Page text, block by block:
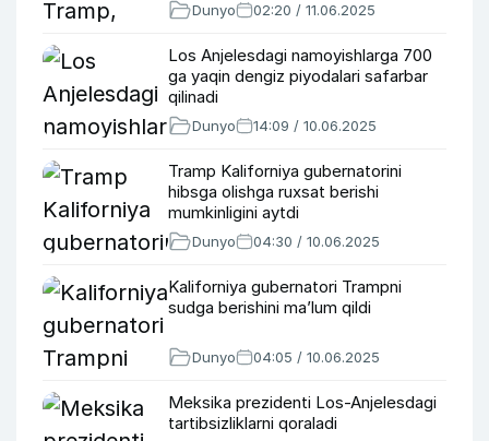
Dunyo 02:20 / 11.06.2025
Los Anjelesdagi namoyishlarga 700
ga yaqin dengiz piyodalari safarbar
qilinadi
Dunyo 14:09 / 10.06.2025
Tramp Kaliforniya gubernatorini
hibsga olishga ruxsat berishi
mumkinligini aytdi
Dunyo 04:30 / 10.06.2025
Kaliforniya gubernatori Trampni
sudga berishini ma’lum qildi
Dunyo 04:05 / 10.06.2025
Meksika prezidenti Los-Anjelesdagi
tartibsizliklarni qoraladi